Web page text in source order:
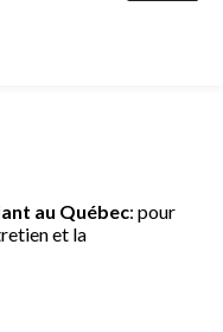
au Québec: pour
et la